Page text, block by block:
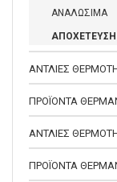
ΑΝΑΛΩΣΙΜΑ
ΑΝΤΛΙΕΣ
ΠΡΟΪΟΝΤΑ
ΑΝΤΛΙΕΣ
ΠΡΟΪΟΝΤΑ